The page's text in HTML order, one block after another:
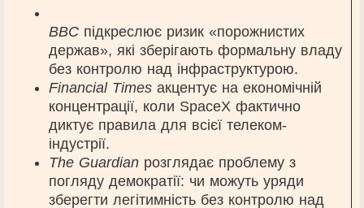
BBC підкреслює ризик «порожнистих
держав», які зберігають формальну владу
без контролю над інфраструктурою.
Financial Times акцентує на економічній
концентрації, коли SpaceX фактично
диктує правила для всієї телеком-
індустрії.
The Guardian розглядає проблему з
погляду демократії: чи можуть уряди
зберегти легітимність без контролю над